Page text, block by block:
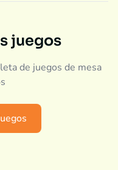
juegos
de juegos de mesa